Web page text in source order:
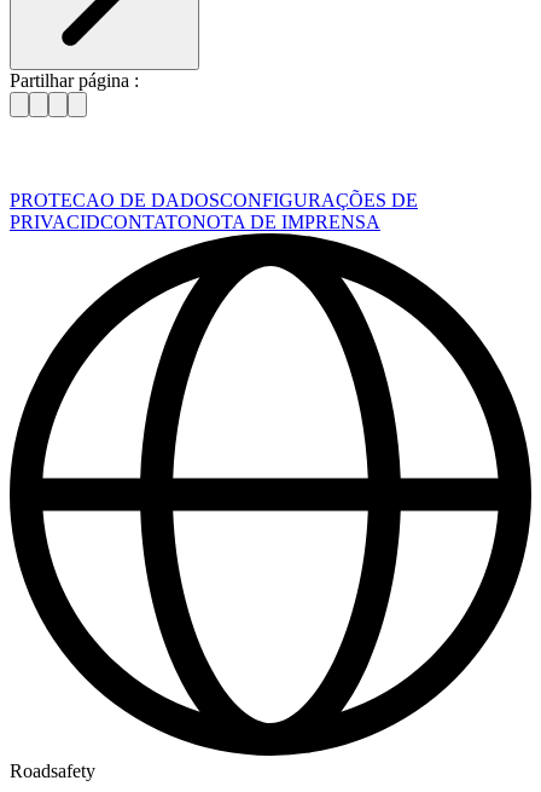
Partilhar página :
PROTECAO DE DADOSCONFIGURAÇÕES DE
PRIVACIDCONTATONOTA DE IMPRENSA
Roadsafety